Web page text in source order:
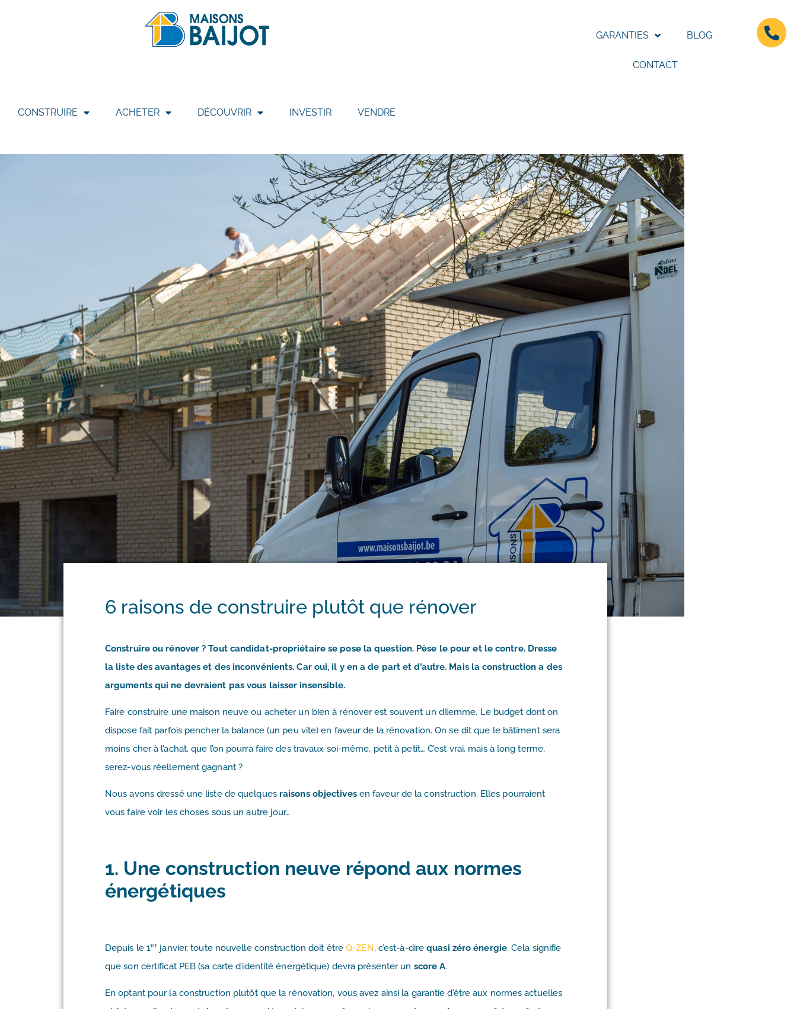
GARANTIES BLOG
CONTACT
CONSTRUIRE ACHETER DÉCOUVRIR INVESTIR VENDRE
6 raisons de construire plutôt que rénover
Construire ou rénover ? Tout candidat-propriétaire se pose la question. Pèse le pour et le contre. Dresse
la liste des avantages et des inconvénients. Car oui, il y en a de part et d’autre. Mais la construction a des
arguments qui ne devraient pas vous laisser insensible.
Faire construire une maison neuve ou acheter un bien à rénover est souvent un dilemme. Le budget dont on
dispose fait parfois pencher la balance (un peu vite) en faveur de la rénovation. On se dit que le bâtiment sera
moins cher à l’achat, que l’on pourra faire des travaux soi-même, petit à petit… C’est vrai, mais à long terme,
serez-vous réellement gagnant ?
Nous avons dressé une liste de quelques raisons objectivesen faveur de la construction. Elles pourraient
vous faire voir les choses sous un autre jour…
1. Une construction neuve répond aux normes
énergétiques
Depuis le 1er janvier, toute nouvelle construction doit êtreQ-ZEN, c’est-à-direquasi zéro énergie. Cela signifie
que son certificat PEB (sa carte d’identité énergétique) devra présenter un score A.
En optant pour la construction plutôt que la rénovation, vous avez ainsi la garantie d’être aux normes actuelles